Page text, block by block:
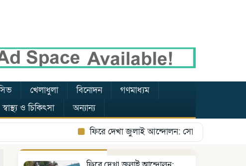
খেলাধুলা বিনোদন
গণমাধ্যম
স্বাস্থ্য ও চিকিৎসা অন্যান্য
ফিরে দেখা জুলাই আন্দোলন: সোনাইমুড়ীতে পুলিশসহ